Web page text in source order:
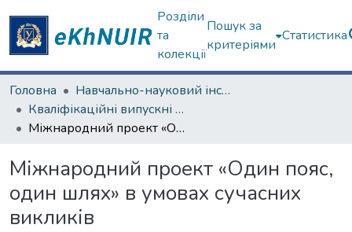
Розділи
та
колекції
Пошук за
критеріями
Статистика
Головна
Навчально-науковий інститут "Каразінський інститут міжнародних відносин та туристичного бізнесу"
Кваліфікаційні випускні роботи бакалаврів. Навчально-науковий інститут "Каразінський інститут міжнародних відносин та туристичного бізнесу"
Міжнародний проект «Один пояс, один шлях» в умовах сучасних викликів
Міжнародний проект «Один пояс,
один шлях» в умовах сучасних
викликів